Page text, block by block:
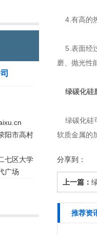
阳市高村
七区大学
广场
4.有高的
5.表面经
磨、抛光性
绿碳化硅
绿碳化硅
软质金属的
分享到：
上一篇：
推荐资